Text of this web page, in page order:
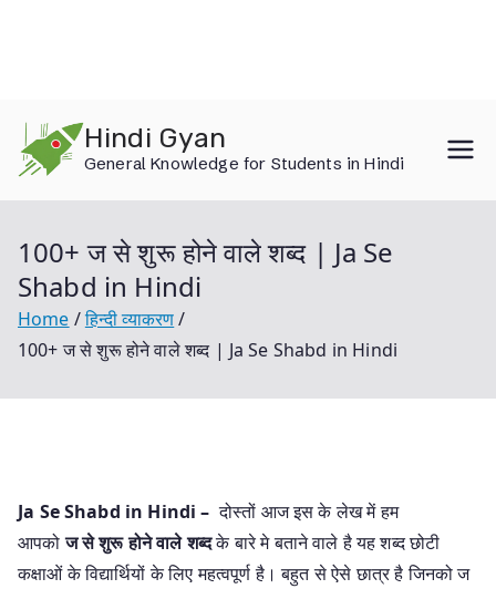
content
Hindi Gyan
General Knowledge for Students in Hindi
100+ ज से शुरू होने वाले शब्द | Ja Se
Shabd in Hindi
Home
हिन्दी व्याकरण
100+ ज से शुरू होने वाले शब्द | Ja Se Shabd in Hindi
Ja Se Shabd in Hindi – दोस्तों आज इस के लेख में हम
आपकोजसे शुरू होने वाले शब्दके बारे मे बताने वाले है यह शब्द छोटी
कक्षाओं के विद्यार्थियों के लिए महत्वपूर्ण है। बहुत से ऐसे छात्र है जिनको ज